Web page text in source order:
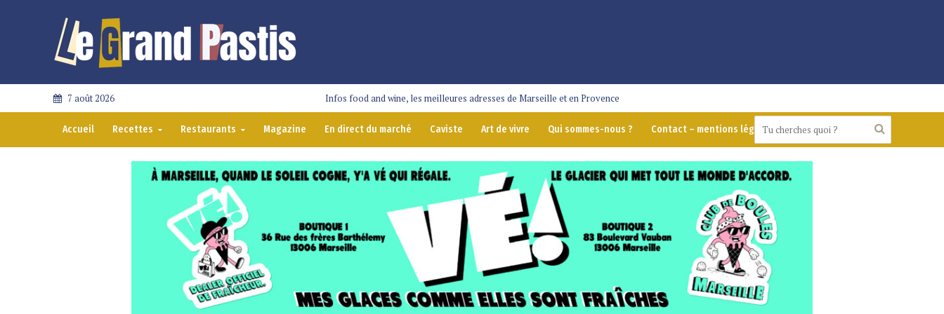
7 août 2026 Infos food and wine, les meilleures adresses de Marseille et en Provence
Accueil Recettes Restaurants Magazine En direct du marché Caviste Art de vivre Qui sommes-nous ? Contact – mentions légales